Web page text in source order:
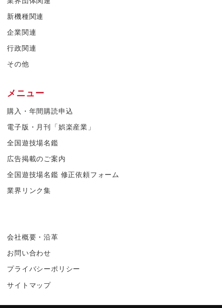
新機種関連
企業関連
行政関連
その他
メニュー
購入・年間購読申込
電子版・月刊「娯楽産業」
全国遊技場名鑑
広告掲載のご案内
全国遊技場名鑑 修正依頼フォーム
業界リンク集
会社概要・沿革
お問い合わせ
プライバシーポリシー
サイトマップ